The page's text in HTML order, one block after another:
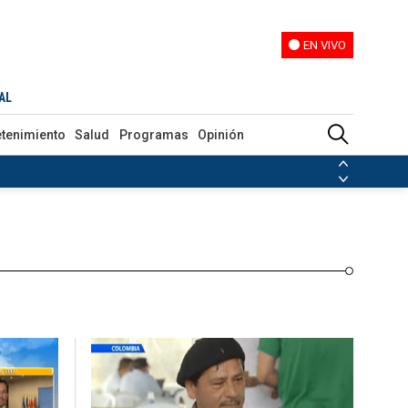
EN VIVO
Salud Programas Opinión
Venezuela Nicolás Maduro
de las FARC